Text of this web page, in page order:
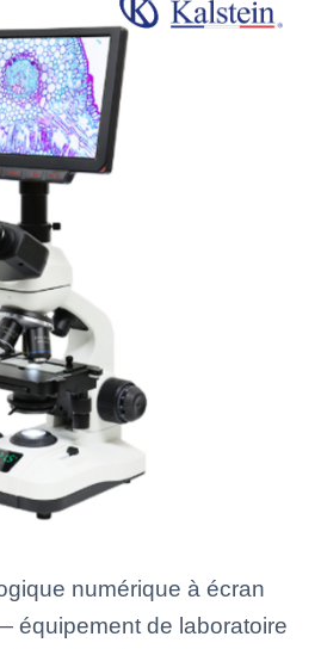
numérique à écran
équipement de laboratoire